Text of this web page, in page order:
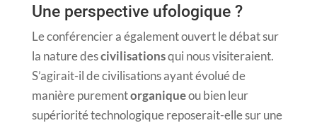
Une perspective ufologique ?
Le conférencier a également ouvert le débat sur
la nature descivilisationsqui nous visiteraient.
S’agirait-il de civilisations ayant évolué de
manière purementorganiqueou bien leur
supériorité technologique reposerait-elle sur une